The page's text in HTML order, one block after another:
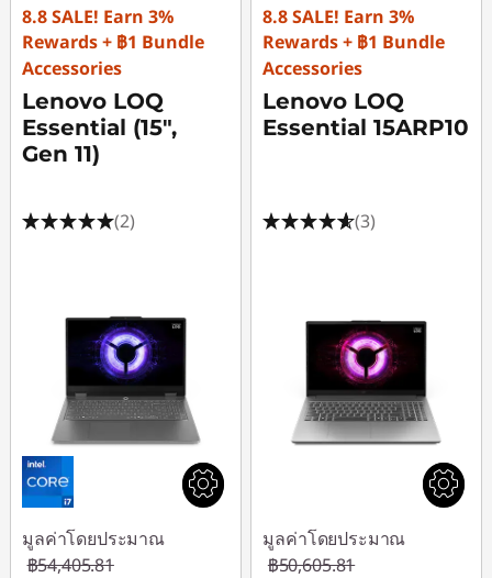
8.8 SALE! Earn 3%
Rewards + ฿1 Bundle
Accessories
Lenovo LOQ
Essential (15",
Gen 11)
(2)
มูลค่าโดยประมาณ
฿54,405.81
8.8 SALE! Earn 3%
Rewards + ฿1 Bundle
Accessories
Lenovo LOQ
Essential 15ARP10
(3)
มูลค่าโดยประมาณ
฿50,605.81